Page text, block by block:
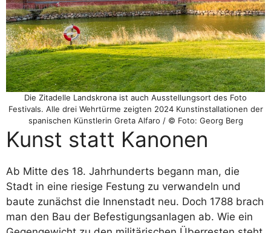
Die Zitadelle Landskrona ist auch Ausstellungsort des Foto
Festivals. Alle drei Wehrtürme zeigten 2024 Kunstinstallationen der
spanischen Künstlerin Greta Alfaro / © Foto: Georg Berg
Kunst statt Kanonen
Ab Mitte des 18. Jahrhunderts begann man, die
Stadt in eine riesige Festung zu verwandeln und
baute zunächst die Innenstadt neu. Doch 1788 brach
man den Bau der Befestigungsanlagen ab. Wie ein